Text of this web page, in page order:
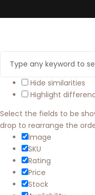
Hide similarities
Highlight
Select the fields to be
drop to rearrange the
Image
SKU
Rating
Price
Stock